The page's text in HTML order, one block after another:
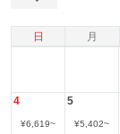
日 月
4
¥6,619~
5
¥5,402~